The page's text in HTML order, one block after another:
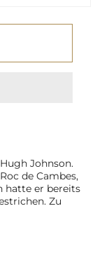
Johnson.
de Cambes,
hatte er bereits
Zu